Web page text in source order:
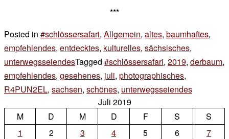
***
Posted in #schlössersafari, Allgemein, altes, baumhaftes,
empfehlendes, entdecktes, kulturelles, sächsisches,
unterwegsseiendesTagged #schlössersafari, 2019, derbaum,
empfehlendes, gesehenes, juli, photographisches,
R4PUN2EL, sachsen, schönes, unterwegsseiendes
Juli 2019
M
D M D F S
S
1
2 3 4 5 6
7